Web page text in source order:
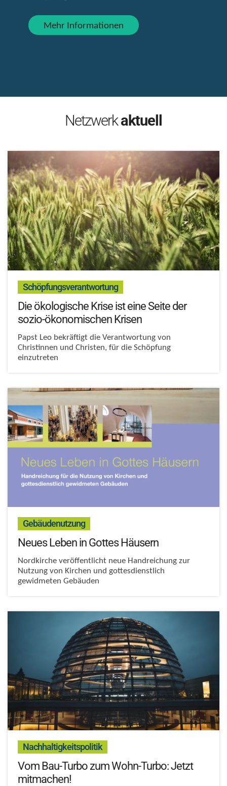
Mehr Informationen
Netzwerkaktuell
Schöpfungsverantwortung:
Die ökologische Krise ist eine Seite der
sozio-ökonomischen Krisen
Papst Leo bekräftigt die Verantwortung von
Christinnen und Christen, für die Schöpfung
einzutreten
Gebäudenutzung:
Neues Leben in Gottes Häusern
Nordkirche veröffentlicht neue Handreichung zur
Nutzung von Kirchen und gottesdienstlich
gewidmeten Gebäuden
Nachhaltigkeitspolitik:
Vom Bau-Turbo zum Wohn-Turbo: Jetzt
mitmachen!